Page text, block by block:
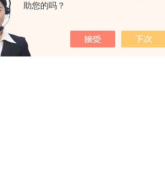
助您的吗？